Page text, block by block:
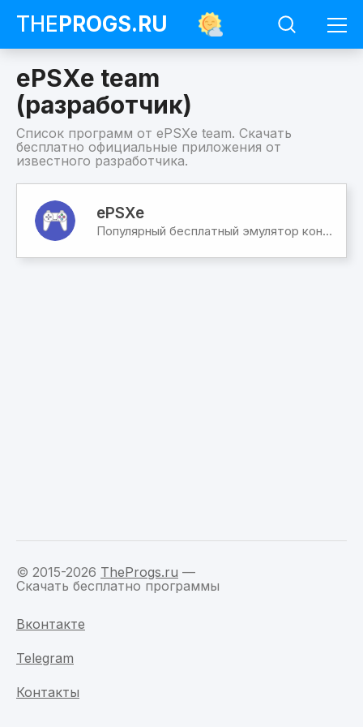
THEPROGS.RU
ePSXe team
(разработчик)
Список программ от ePSXe team. Скачать
бесплатно официальные приложения от
известного разработчика.
ePSXe
team
(разработчик)
ePSXe
Популярный бесплатный эмулятор консоли Playstation 1
© 2015-2026 TheProgs.ru —
Скачать бесплатно программы
Вконтакте
Telegram
Контакты